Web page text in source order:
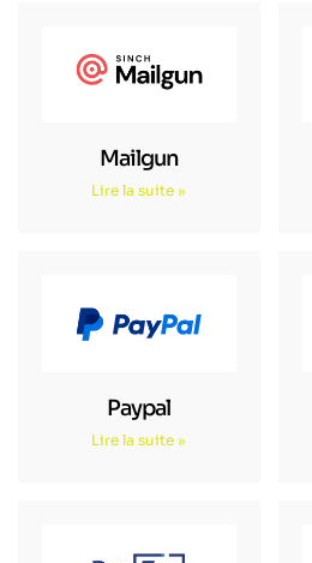
Mailgun
Lire la suite »
Paypal
Lire la suite »